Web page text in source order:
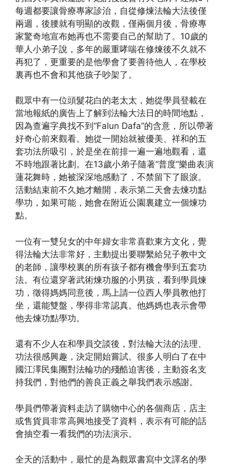
每週都要讓骨療專家診治，自從修煉法輪大法後僅
兩週，後腰就有明顯的改觀，僅兩個月後，骨療專
家驚奇地宣布她再也不需要自己的幫助了。10歲的
華人小弟子說，多年的嚴重哮喘在修煉後不久就不
再犯了，更重要的是他學會了要善待他人，在學校
裏再也不會和其他孩子吵架了。
觀眾中有一位頭髮花白的老太太，她從學員登載在
當地報紙的廣告上了解到法輪大法日的時間地點，
因為查遍字典找不到“Falun Dafa”的含意，所以帶著
好奇心前來觀看。她從一開始就被優美、祥和的五
套功法所吸引，於是坐在前排一遍一遍地觀看，還
不時地跟著比劃。在13歲小弟子隨著“普度”樂曲表演
蓮花舞時，她被深深地感動了，不禁留下了眼淚。
活動結束前不久她才離開，表示第二天會去煉功點
學功，如果可能，她會在附近公園裏建立一個煉功
點。
一位有一雙兒女的中年婦女非常喜歡東方文化，覺
得法輪大法非常好，主動提出要聯繫給兒子教中文
的老師，讓學校裏的所有孩子都有機會學到五套功
法。有位還穿著武術煉功服的小男孩，看到學員煉
功，徵得媽媽同意後，馬上請一位西人學員教他打
坐，還能雙盤，學得非常認真。他媽媽也表示會帶
他去煉功點學功。
還有不少人在和學員交談後，對法輪大法的法理、
功法很感興趣，決定開始嘗試。很多人明白了在中
國江澤民集團對法輪功的殘酷迫害後，主動簽名支
持我們，對他們的善良正義之舉我們表示感謝。
學員們帶著資料走訪了購物中心的各個商店，店主
或售貨員非常高興地接受了資料，表示有可能的話
會抽空看一看我們的功法演示。
全天的活動中，最忙的是為觀眾書寫中文譯名的學